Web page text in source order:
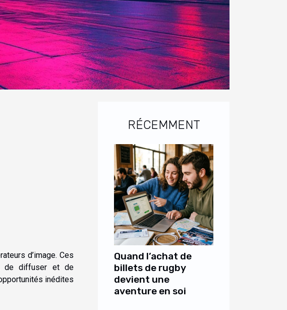
d’image. Ces
de diffuser et de
inédites
RÉCEMMENT
Quand l’achat de
billets de rugby
devient une
aventure en soi